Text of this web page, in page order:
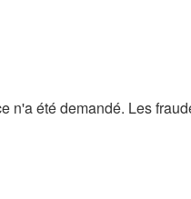
n'a été demandé. Les